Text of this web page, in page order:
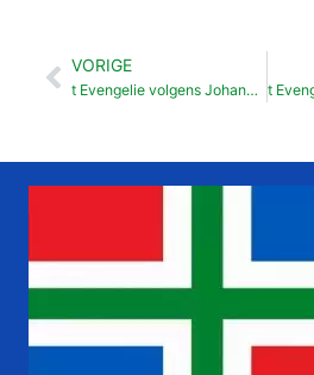
Vorige
VORIGE
t Evengelie volgens Johannes 12